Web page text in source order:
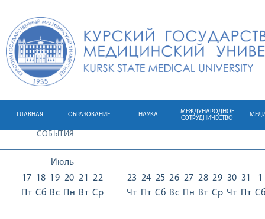
ГЛАВНАЯ ОБРАЗОВАНИЕ НАУКА
МЕЖДУНАРОДНОЕ
СОТРУДНИЧЕСТВО
СОБЫТИЯ
Июль
17
Пт
18
Сб
19
Вс
20
Пн
21
Вт
22
Ср
23
Чт
24
Пт
25
Сб
26
Вс
27
Пн
28
Вт
29
Ср
30
Чт
31
Пт
1
Сб